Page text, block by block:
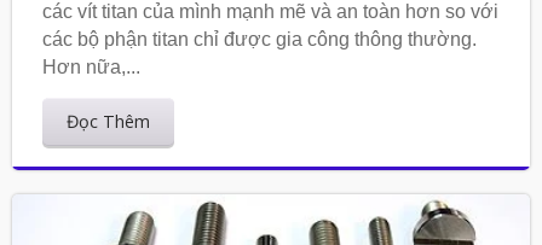
các vít titan của mình mạnh mẽ và an toàn hơn so với
các bộ phận titan chỉ được gia công thông thường.
Hơn nữa,...
Đọc Thêm